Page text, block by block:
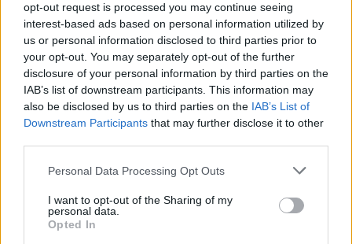
opt-out request is processed you may continue seeing
interest-based ads based on personal information utilized by
us or personal information disclosed to third parties prior to
your opt-out. You may separately opt-out of the further
disclosure of your personal information by third parties on the
IAB’s list of downstream participants. This information may
also be disclosed by us to third parties on the IAB’s List of
Downstream Participants that may further disclose it to other
Personal Data Processing Opt Outs
I want to opt-out of the Sharing of my
personal data.
Opted In
Greenpeace: Podpora moratoria na hlubokomořskou
těžbu vzrostla na 46 států. ČR mezi nimi zatím chybí
4.8.2026
Diskuse: 3
Přes víkend skončilo 31. Valné
shromáždění Mezinárodního
úřadu pro mořské dno (ISA),
kde měla své zastoupení i
Česká republika. Zasedání
skončilo zklamáním, protože se vládám členských států nepodařilo
nebudou tolerovány.
Luboš Pavlovič: Veřejnost může do poloviny srpna
připomínkovat plavební kanál u Přelouče